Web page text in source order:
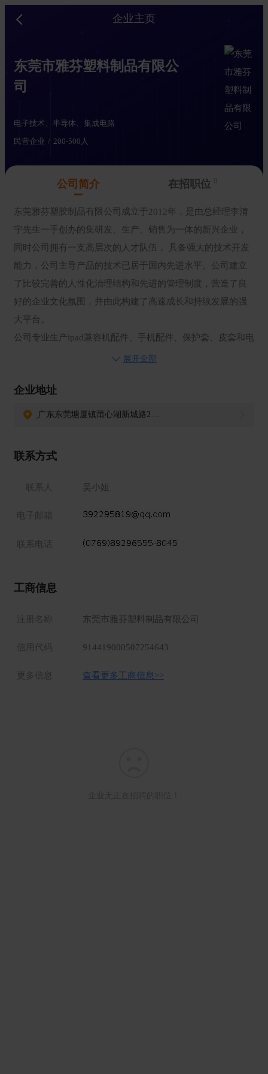
企业主页
东莞市雅芬塑料制品有限公
司
电子技术、半导体、集成电路
民营企业
200-500人
公司简介 在招职位
东莞雅芬塑胶制品有限公司成立于2012年，是由总经理李清
宇先生一手创办的集研发、生产、销售为一体的新兴企业，
同时公司拥有一支高层次的人才队伍， 具备强大的技术开发
能力，公司主导产品的技术已居于国内先进水平。公司建立
了比较完善的人性化治理结构和先进的管理制度，营造了良
好的企业文化氛围，并由此构建了高速成长和持续发展的强
大平台。
公司专业生产ipad兼容机配件、手机配件、保护套、皮套和电
池及其他相关产品, 企业依生产制程细分为为模具课、射出成
我们的产品一直来得到新老客户一致的认同及满意，企业发
展迅速。公司坚持技术立身、服务社会、以人为本的经营理
展提供了强劲的动力。公司员工以不懈的努力和永无止境的
追求提高公司的竞争力，保持公司在行业中的领先地位，为
新"的企业精神，奉行着“质量为本、追求完美”的企业格言。
公司在高速发展阶段，给每一个雅芳人搭建良好的发展平
2020年已正式转型为二级医疗资质的工厂。保留了原始 工
厂，让额温枪、口罩支持雅芬更上一层楼。
展开全部
企业地址
广东东莞塘厦镇莆心湖新城路24号
联系方式
联系人 吴小姐
电子邮箱
联系电话
工商信息
注册名称 东莞市雅芬塑料制品有限公司
信用代码 914419000507254643
更多信息 查看更多工商信息>>